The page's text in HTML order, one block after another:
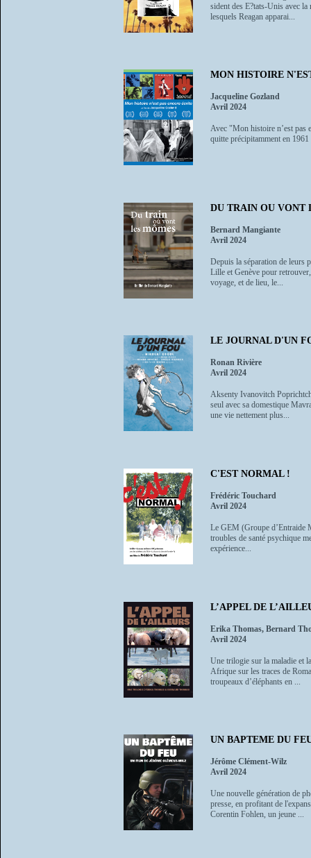
sident des E?tats-Unis avec
lesquels Reagan apparai...
MON HISTOIRE
Jacqueline Gozland
Avril 2024
Avec "Mon histoire n’est pas
quitte précipitamment en
DU TRAIN OU VONT
Bernard Mangiante
Avril 2024
Depuis la séparation de leurs
Lille et Genève pour
voyage, et de lieu, le...
LE JOURNAL D'UN
Ronan Rivière
Avril 2024
Aksenty Ivanovitch
seul avec sa domestique
une vie nettement plus...
C'EST NORMAL !
Frédéric Touchard
Avril 2024
Le GEM (Groupe d’Entraide
troubles de santé psychique
expérience...
L’APPEL DE
Erika Thomas, Bernard
Avril 2024
Une trilogie sur la maladie et
Afrique sur les traces de
troupeaux d’éléphants en ...
UN BAPTEME DU
Jérôme Clément-Wilz
Avril 2024
Une nouvelle génération de
presse, en profitant de
Corentin Fohlen, un jeune ...